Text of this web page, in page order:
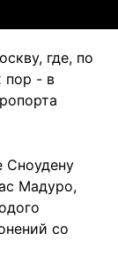
где, по
пор - в
Сноудену
Мадуро,
со